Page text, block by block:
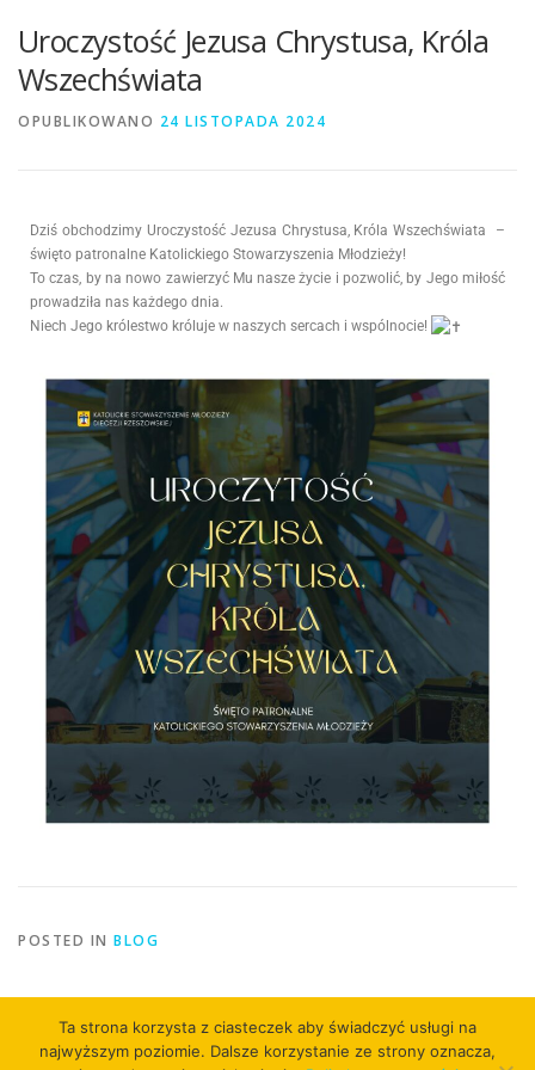
Uroczystość Jezusa Chrystusa, Króla
Wszechświata
OPUBLIKOWANO 24 LISTOPADA 2024
Dziś obchodzimy Uroczystość Jezusa Chrystusa, Króla Wszechświata
–
święto patronalne Katolickiego Stowarzyszenia Młodzieży!
To czas, by na nowo zawierzyć Mu nasze życie i pozwolić, by Jego miłość
prowadziła nas każdego dnia.
Niech Jego królestwo króluje w naszych sercach i wspólnocie!
POSTED IN BLOG
Ta strona korzysta z ciasteczek aby świadczyć usługi na
najwyższym poziomie. Dalsze korzystanie ze strony oznacza,